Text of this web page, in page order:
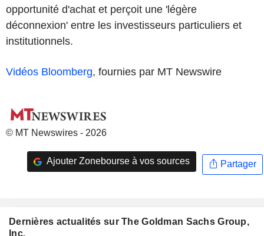
opportunité d'achat et perçoit une 'légère
déconnexion' entre les investisseurs particuliers et
institutionnels.
Vidéos Bloomberg, fournies par MT Newswire
© MT Newswires - 2026
Ajouter Zonebourse à vos sources Partager
Dernières actualités sur The Goldman Sachs Group,
Inc.